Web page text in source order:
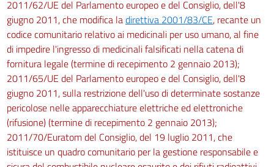
2011/62/UE del Parlamento europeo e del Consiglio, dell'8
giugno 2011, che modifica ladirettiva 2001/83/CE, recante un
codice comunitario relativo ai medicinali per uso umano, al fine
di impedire l'ingresso di medicinali falsificati nella catena di
fornitura legale (termine di recepimento 2 gennaio 2013);
2011/65/UE del Parlamento europeo e del Consiglio, dell'8
giugno 2011, sulla restrizione dell'uso di determinate sostanze
pericolose nelle apparecchiature elettriche ed elettroniche
(rifusione) (termine di recepimento 2 gennaio 2013);
2011/70/Euratom del Consiglio, del 19 luglio 2011, che
istituisce un quadro comunitario per la gestione responsabile e